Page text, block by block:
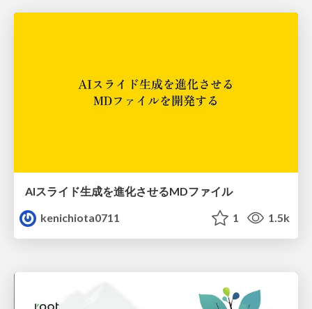
AIスライド生成を進化させるMDファイル
kenichiota0711
1 1.5k